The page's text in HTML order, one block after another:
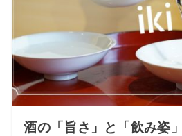
酒の「旨さ」と「飲み姿